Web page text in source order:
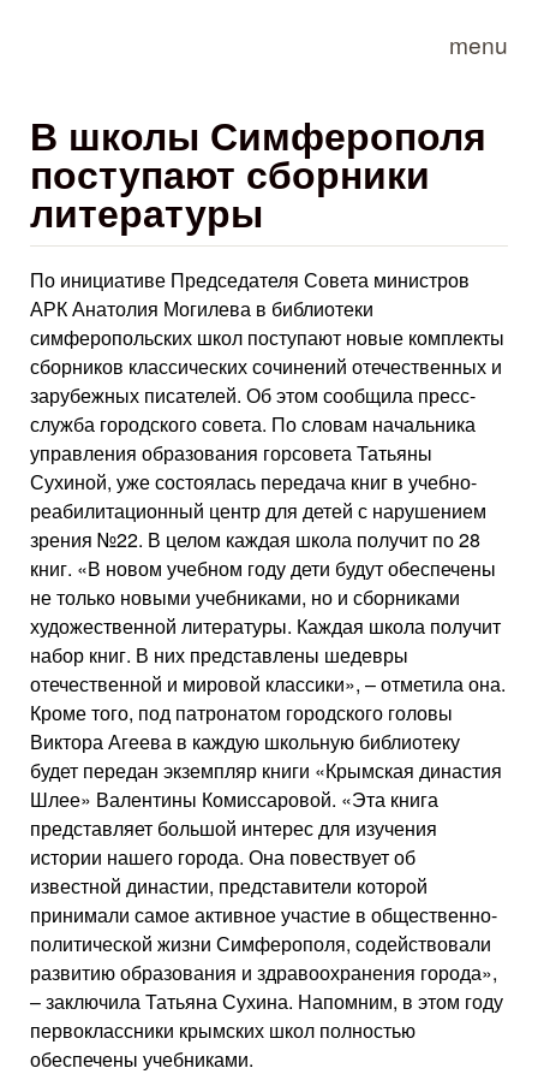
menu
В школы Симферополя
поступают сборники
литературы
По инициативе Председателя Совета министров
АРК Анатолия Могилева в библиотеки
симферопольских школ поступают новые комплекты
сборников классических сочинений отечественных и
зарубежных писателей. Об этом сообщила пресс-
служба городского совета. По словам начальника
управления образования горсовета Татьяны
Сухиной, уже состоялась передача книг в учебно-
реабилитационный центр для детей с нарушением
зрения №22. В целом каждая школа получит по 28
книг. «В новом учебном году дети будут обеспечены
не только новыми учебниками, но и сборниками
художественной литературы. Каждая школа получит
набор книг. В них представлены шедевры
отечественной и мировой классики», – отметила она.
Кроме того, под патронатом городского головы
Виктора Агеева в каждую школьную библиотеку
будет передан экземпляр книги «Крымская династия
Шлее» Валентины Комиссаровой. «Эта книга
представляет большой интерес для изучения
истории нашего города. Она повествует об
известной династии, представители которой
принимали самое активное участие в общественно-
политической жизни Симферополя, содействовали
развитию образования и здравоохранения города»,
– заключила Татьяна Сухина. Напомним, в этом году
первоклассники крымских школ полностью
обеспечены учебниками.